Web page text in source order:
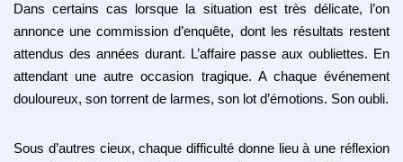
Dans certains cas lorsque la situation est très délicate, l’on
annonce une commission d’enquête, dont les résultats restent
attendus des années durant. L’affaire passe aux oubliettes. En
attendant une autre occasion tragique. A chaque événement
douloureux, son torrent de larmes, son lot d’émotions. Son oubli.
Sous d’autres cieux, chaque difficulté donne lieu à une réflexion